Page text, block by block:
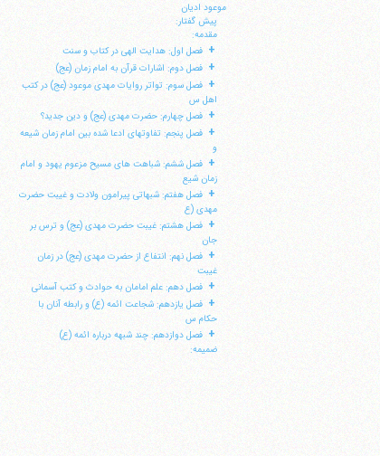
موعود ادیان
پیش گفتار:
مقدمه:
+ فصل اول: هدایت الهی در کتاب و سنت
+ فصل دوم: اشارات قرآن به امام زمان (عج)
+ فصل سوم: تواتر روایات مهدی موعود (عج) در کتب
اهل س
+ فصل چهارم: حضرت مهدی (عج) و دین جدید؟
+ فصل پنجم: تفاوتهای ادعا شده بین امام زمان شیعه
و
+ فصل ششم: شباهت های مسیح مزعوم یهود و امام
زمان شیع
+ فصل هفتم: شبهاتی پیرامون ولادت و غیبت حضرت
مهدی (ع
+ فصل هشتم: غیبت حضرت مهدی (عج) و ترس بر
جان
+ فصل نهم: انتفاع از حضرت مهدی (عج) در زمان
غیبت
+ فصل دهم: علم امامان به حوادث و کتب آسمانی
+ فصل یازدهم: شجاعت ائمه (ع) و رابطه آنان با
حکام س
+ فصل دوازدهم: چند شبهه درباره ائمه (ع)
ضمیمه: